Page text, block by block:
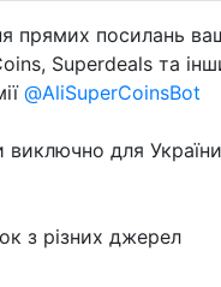
прямих посилань
Superdeals та
@AliSuperCoinsBot
виключно для України
з різних джерел